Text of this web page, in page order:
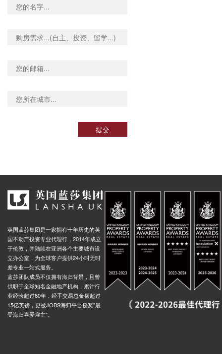
提交
英国蓝莎集团是一家拥有十年历史的英
国不动产投资专业代理行，2014年成立
于伦敦，并陆续在亚洲各个主要城市设
立办公室，为全球客户提供24小时无时
差专业一站式服务。
蓝莎团队成员不仅拥有海归背景，且曾
供职于全球知名金融地产机构，累计行
业经验超过80年，经手交易总金额超过
15亿英镑，更被JOBS海归平台授奖"最
受海归喜爱雇主"。